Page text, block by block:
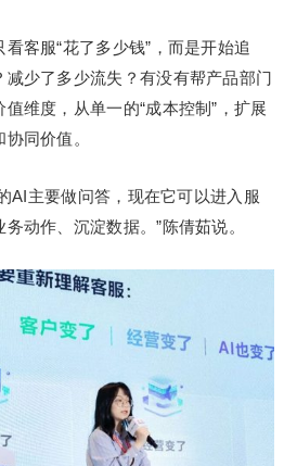
客服“花了多少钱”，而是开始追
少了多少流失？有没有帮产品部门
维度，从单一的“成本控制”，扩展
同价值。
AI主要做问答，现在它可以进入服
动作、沉淀数据。”陈倩茹说。